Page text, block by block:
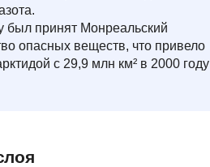
был принят Монреальский
опасных веществ, что привело
с 29,9 млн км² в 2000 году